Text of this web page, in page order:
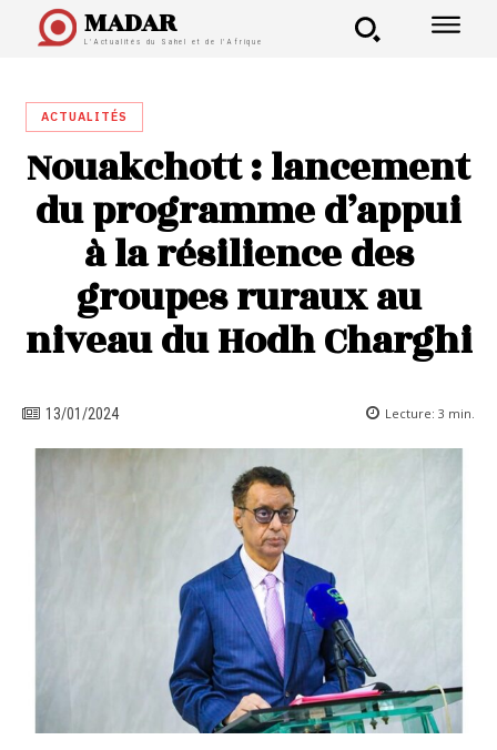
MADAR
L'Actualités du Sahel et de l'Afrique
ACTUALITÉS
Nouakchott : lancement
du programme d’appui
à la résilience des
groupes ruraux au
niveau du Hodh Charghi
13/01/2024 Lecture: 3 min.